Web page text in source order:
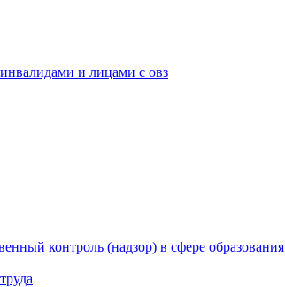
и лицами с овз
контроль (надзор) в сфере образования